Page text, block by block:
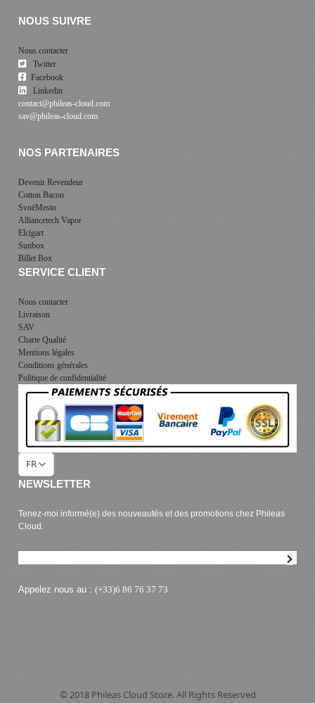
NOUS SUIVRE
Nous contacter
Twitter
Facebook
Linkedin
contact@phileas-cloud.com
sav@phileas-cloud.com
NOS PARTENAIRES
Devenir Revendeur
Cotton Bacon
SvoëMesto
Alliancetech Vapor
Elcigart
Sunbox
Billet Box
SERVICE CLIENT
Nous contacter
Livraison
SAV
Charte Qualité
Mentions légales
Conditions générales
Politique de confidentialité
FR
NEWSLETTER
Tenez-moi informé(e) des nouveautés et des promotions chez Phileas
Cloud.
Appelez nous au : (+33)6 86 76 37 73
© 2018 Phileas Cloud Store. All Rights Reserved